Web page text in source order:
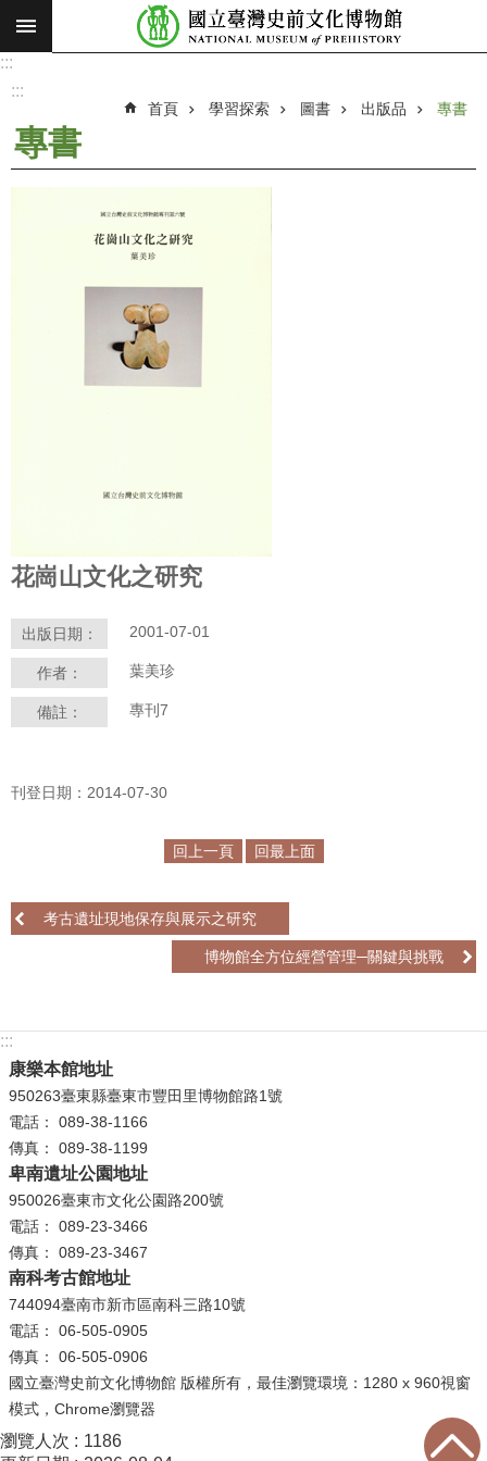
跳到主要內容區塊
搜
願
景
習
探
認
我
們
民
性
別
區
友
善
措
施
服
務
服
務
信
箱
網
站
覽
:::
:::
首頁 學習探索 圖書 出版品 專書
專書
花崗山文化之研究
出版日期： 2001-07-01
作者： 葉美珍
備註： 專刊7
刊登日期：2014-07-30
回上一頁 回最上面
考古遺址現地保存與展示之研究
博物館全方位經營管理─關鍵與挑戰
:::
康樂本館地址
950263臺東縣臺東市豐田里博物館路1號
電話： 089-38-1166
傳真： 089-38-1199
卑南遺址公園地址
950026臺東市文化公園路200號
電話： 089-23-3466
傳真： 089-23-3467
南科考古館地址
744094臺南市新市區南科三路10號
電話： 06-505-0905
傳真： 06-505-0906
國立臺灣史前文化博物館 版權所有，最佳瀏覽環境：1280 x 960視窗
模式，Chrome瀏覽器
瀏覽人次
1186